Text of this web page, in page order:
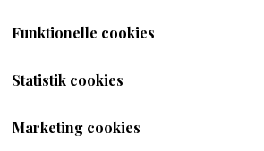
kunde hos os har en har en god
Funktionelle cookies
Statistik cookies
Marketing cookies